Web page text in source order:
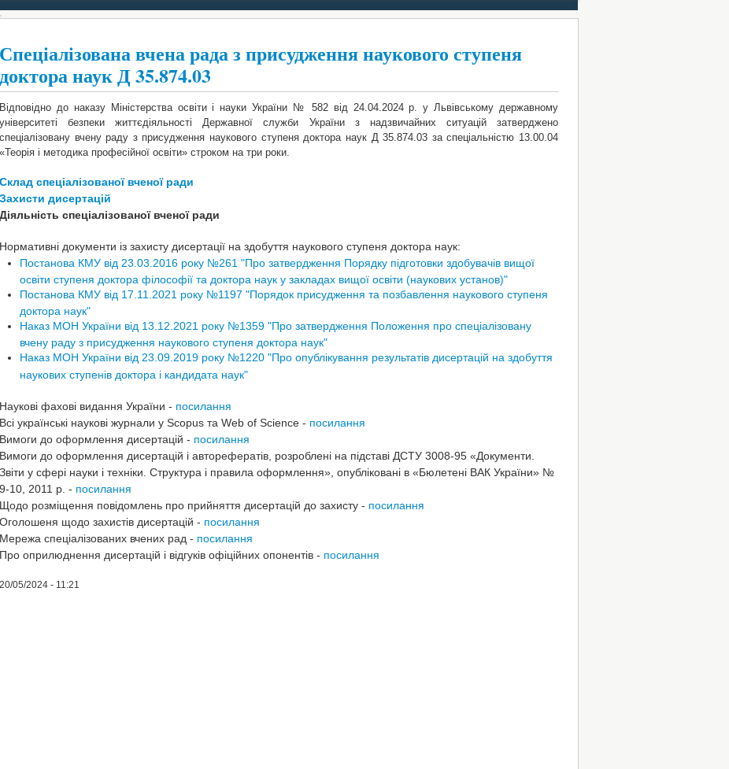
Спеціалізована вчена рада з присудження наукового ступеня
доктора наук Д 35.874.03
Відповідно до наказу Міністерства освіти і науки України № 582 від 24.04.2024 р. у Львівському державному
університеті безпеки життєдіяльності Державної служби України з надзвичайних ситуацій затверджено
спеціалізовану вчену раду з присудження наукового ступеня доктора наук Д 35.874.03 за спеціальністю 13.00.04
«Теорія і методика професійної освіти» строком на три роки.
Склад спеціалізованої вченої ради
Захисти дисертацій
Діяльність спеціалізованої вченої ради
Нормативні документи із захисту дисертації на здобуття наукового ступеня доктора наук:
Постанова КМУ від 23.03.2016 року №261 "Про затвердження Порядку підготовки здобувачів вищої
освіти ступеня доктора філософії та доктора наук у закладах вищої освіти (наукових установ)"
Постанова КМУ від 17.11.2021 року №1197 "Порядок присудження та позбавлення наукового ступеня
доктора наук"
Наказ МОН України від 13.12.2021 року №1359 "Про затвердження Положення про спеціалізовану
вчену раду з присудження наукового ступеня доктора наук"
Наказ МОН України від 23.09.2019 року №1220 "Про опублікування результатів дисертацій на здобуття
наукових ступенів доктора і кандидата наук"
Наукові фахові видання України - посилання
Всі українські наукові журнали у Scopus та Web of Science - посилання
Вимоги до оформлення дисертацій - посилання
Вимоги до оформлення дисертацій і авторефератів, розроблені на підставі ДСТУ 3008-95 «Документи.
Звіти у сфері науки і техніки. Структура і правила оформлення», опубліковані в «Бюлетені ВАК України» №
9-10, 2011 р. - посилання
Щодо розміщення повідомлень про прийняття дисертацій до захисту - посилання
Оголошеня щодо захистів дисертацій - посилання
Мережа спеціалізованих вчених рад - посилання
Про оприлюднення дисертацій і відгуків офіційних опонентів - посилання
20/05/2024 - 11:21